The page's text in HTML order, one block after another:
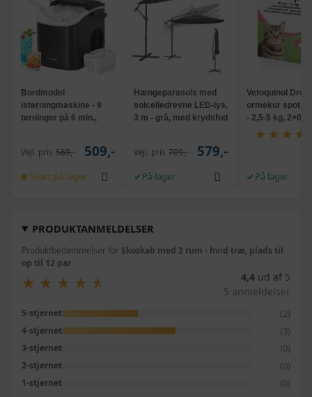
PRODUKTANMELDELSER
Produktbedømmelser for Skoskab med 2 rum - hvid træ, plads til
op til 12 par
★
★ ★
★ ★
★ ★
★ ★
★ 4,4 ud af 5
5 anmeldelser
5-stjernet (2)
4-stjernet (3)
3-stjernet (0)
2-stjernet (0)
1-stjernet (0)
Bordmodel
isterningmaskine - 9
terninger på 6 min.,
Vejl. pris 569,- 509,-
Snart på lager
Hængeparasols med
solcelledrevne LED-lys,
3 m - grå, med krydsfod
Vejl. pris 709,- 579,-
På lager
Vetoquinol
ormekur spot-
- 2,5-5 kg, 2×0,7
På lager